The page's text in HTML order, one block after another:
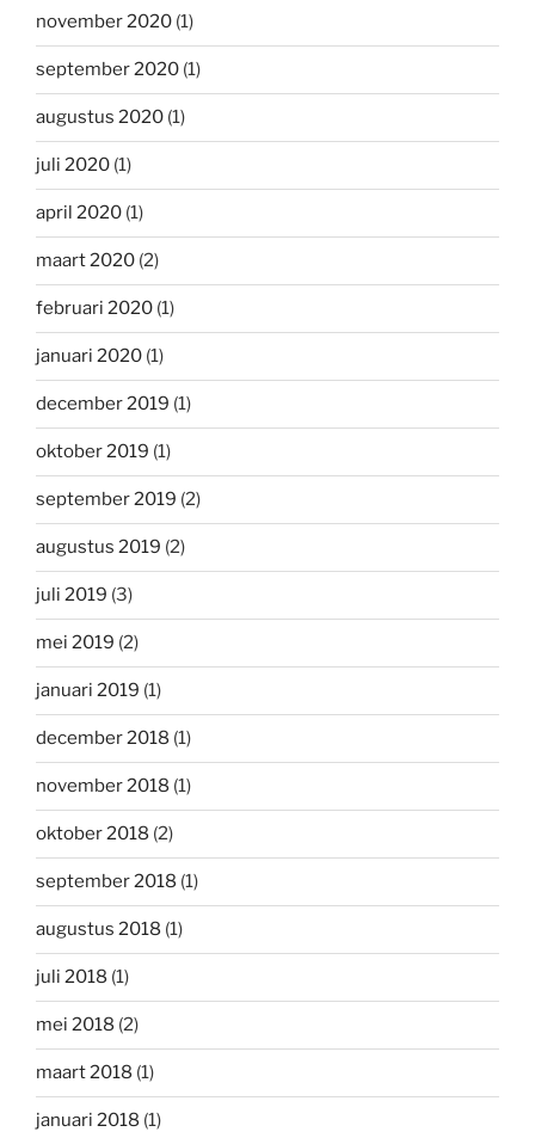
november 2020 (1)
september 2020 (1)
augustus 2020 (1)
juli 2020 (1)
april 2020 (1)
maart 2020 (2)
februari 2020 (1)
januari 2020 (1)
december 2019 (1)
oktober 2019 (1)
september 2019 (2)
augustus 2019 (2)
juli 2019 (3)
mei 2019 (2)
januari 2019 (1)
december 2018 (1)
november 2018 (1)
oktober 2018 (2)
september 2018 (1)
augustus 2018 (1)
juli 2018 (1)
mei 2018 (2)
maart 2018 (1)
januari 2018 (1)